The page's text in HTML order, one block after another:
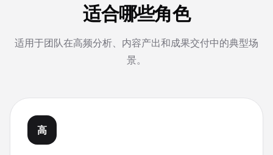
适合哪些角色
适用于团队在高频分析、内容产出和成果交付中的典型场
景。
高